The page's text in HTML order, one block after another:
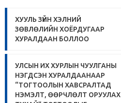
ХУУЛЬ ЗҮЙН ХЭЛНИЙ
ЗӨВЛӨЛИЙН ХОЁРДУГААР
ХУРАЛДААН БОЛЛОО
УЛСЫН ИХ ХУРЛЫН ЧУУЛГАНЫ
НЭГДСЭН ХУРАЛДААНААР
“ТОГТООЛЫН ХАВСРАЛТАД
НЭМЭЛТ, ӨӨРЧЛӨЛТ ОРУУЛАХ